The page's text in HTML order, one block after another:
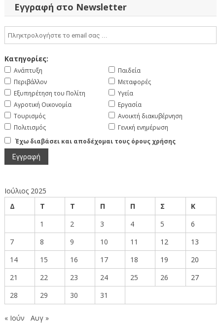
Εγγραφή στο Newsletter
Κατηγορίες:
Ανάπτυξη
Περιβάλλον
Εξυπηρέτηση του Πολίτη
Αγροτική Οικονομία
Τουρισμός
Πολιτισμός
Παιδεία
Μεταφορές
Υγεία
Εργασία
Ανοικτή διακυβέρνηση
Γενική ενημέρωση
Έχω διαβάσει και αποδέχομαι τους όρους χρήσης
Ιούλιος 2025
Δ
Τ Τ Π Π Σ
Κ
1
2 3 4 5
6
7
8 9 10 11 12
13
14
15 16 17 18 19
20
21
22 23 24 25 26
27
28
29 30 31
« Ιούν Αυγ »